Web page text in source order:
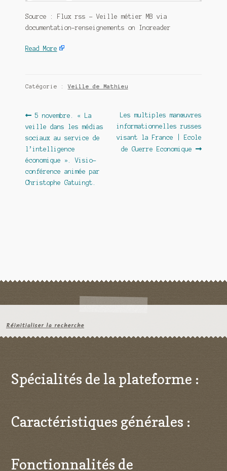
Source : Flux rss – Veille métier MB via
documentation-renseignements on Inoreader
Read More
Catégorie :Veille de Mathieu
Navigation
de
l’article
Article
précédent :
5 novembre. « La
veille dans les médias
sociaux au service de
l’intelligence
économique ». Visio-
conférence animée par
Christophe Gatuingt.
Article
suivant :
Les multiples manœuvres
informationnelles russes
visant la France | Ecole
de Guerre Economique
Réinitialiser la recherche
Spécialités de la plateforme :
Caractéristiques générales :
Fonctionnalités de